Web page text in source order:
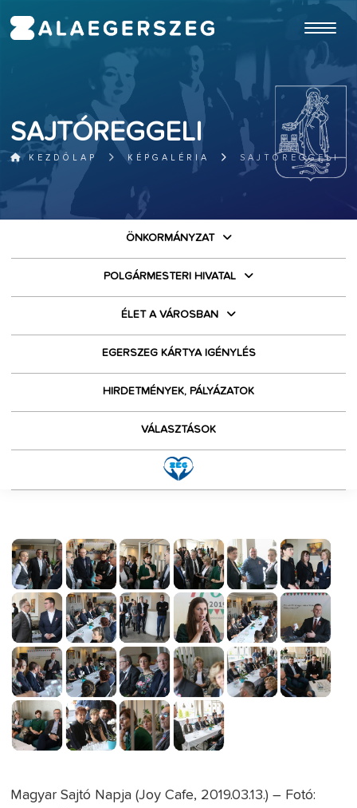
ugrás a fő tartalomhoz
SAJTÓREGGELI
KEZDŐLAP KÉPGALÉRIA SAJTÓREGGELI
ÖNKORMÁNYZAT
POLGÁRMESTERI HIVATAL
ÉLET A VÁROSBAN
EGERSZEG KÁRTYA IGÉNYLÉS
HIRDETMÉNYEK, PÁLYÁZATOK
VÁLASZTÁSOK
Magyar Sajtó Napja (Joy Cafe, 2019.03.13.) – Fotó: